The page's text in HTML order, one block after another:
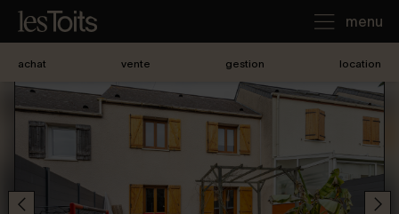
menu
achat vente gestion location